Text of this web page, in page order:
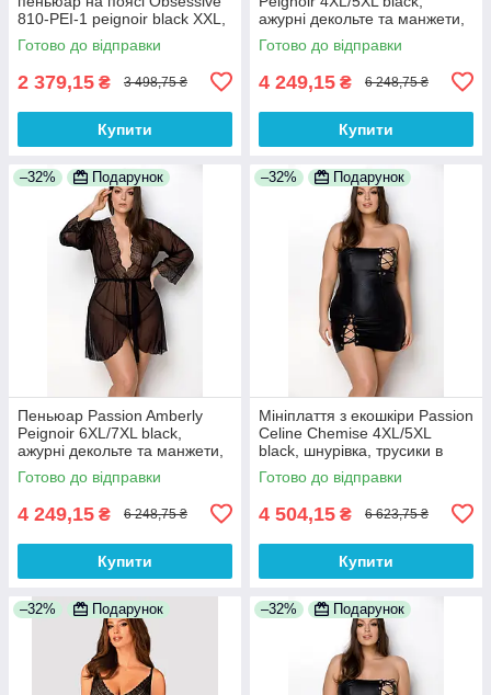
810-PEI-1 peignoir black XXL,
чорний
Готово до відправки
2 379,15 ₴ 3 498,75 ₴
Купити
ажурні декольте та манжети,
широкі рукави
Готово до відправки
4 249,15 ₴ 6 248,75 ₴
Купити
–32% Подарунок
Пеньюар Passion Amberly
Peignoir 6XL/7XL black,
ажурні декольте та манжети,
широкі рукави
Готово до відправки
4 249,15 ₴ 6 248,75 ₴
Купити
–32% Подарунок
Мініплаття з екошкіри Passion
Celine Chemise 4XL/5XL
black, шнурівка, трусики в
комплекті
Готово до відправки
4 504,15 ₴ 6 623,75 ₴
Купити
–32% Подарунок –32% Подарунок